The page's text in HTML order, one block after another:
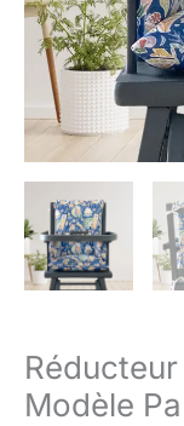
Modèle